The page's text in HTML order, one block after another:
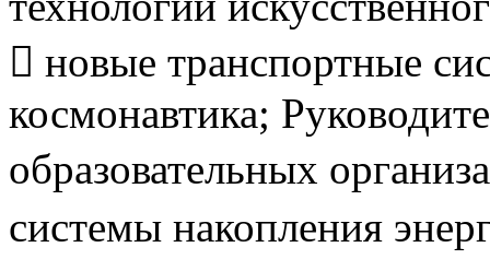
 новые транспортные
космонавтика;
образовательных
системы накопления